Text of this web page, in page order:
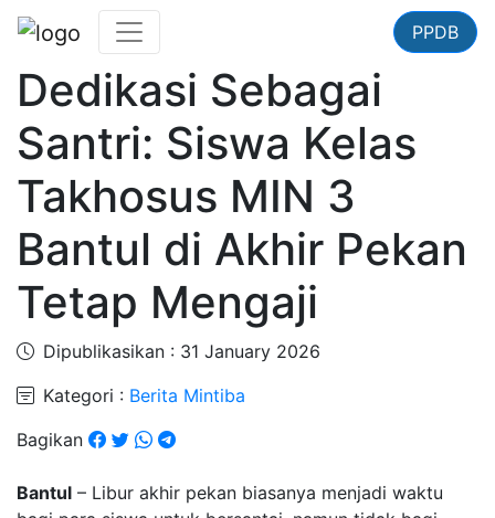
PPDB
Dedikasi Sebagai
Santri: Siswa Kelas
Takhosus MIN 3
Bantul di Akhir Pekan
Tetap Mengaji
Dipublikasikan : 31 January 2026
Kategori : Berita Mintiba
Bagikan
Bantul – Libur akhir pekan biasanya menjadi waktu